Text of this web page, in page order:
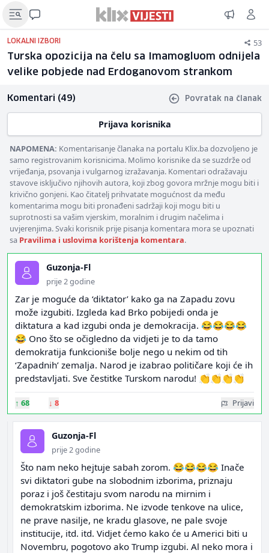
LOKALNI IZBORI 53
Turska opozicija na čelu sa Imamogluom odnijela
velike pobjede nad Erdoganovom strankom
Komentari (49) Povratak na članak
Prijava korisnika
NAPOMENA: Komentarisanje članaka na portalu Klix.ba dozvoljeno je
samo registrovanim korisnicima. Molimo korisnike da se suzdrže od
vrijeđanja, psovanja i vulgarnog izražavanja. Komentari odražavaju
stavove isključivo njihovih autora, koji zbog govora mržnje mogu biti i
krivično gonjeni. Kao čitatelj prihvatate mogućnost da među
komentarima mogu biti pronađeni sadržaji koji mogu biti u
suprotnosti sa vašim vjerskim, moralnim i drugim načelima i
uvjerenjima. Svaki korisnik prije pisanja komentara mora se upoznati
sa Pravilima i uslovima korištenja komentara.
Guzonja-Fl
prije 2 godine
Zar je moguće da ‘diktator’ kako ga na Zapadu zovu
može izgubiti. Izgleda kad Brko pobijedi onda je
diktatura a kad izgubi onda je demokracija. 😂😂😂😂
😂 Ono što se očigledno da vidjeti je to da tamo
demokratija funkcioniše bolje nego u nekim od tih
‘Zapadnih’ zemalja. Narod je izabrao političare koji će ih
predstavljati. Sve čestitke Turskom narodu! 👏👏👏👏
↑ 68 ↓ 8 Prijavi
Guzonja-Fl
prije 2 godine
Što nam neko hejtuje sabah zorom. 😂😂😂😂 Inače
svi diktatori gube na slobodnim izborima, priznaju
poraz i još čestitaju svom narodu na mirnim i
demokratskim izborima. Ne izvode tenkove na ulice,
ne prave nasilje, ne kradu glasove, ne pale svoje
institucije, itd. itd. Vidjet ćemo kako će u Americi biti u
Novembru, pogotovo ako Trump izgubi. Al neko mora i